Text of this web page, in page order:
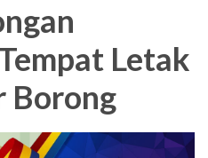
Letak
Borong